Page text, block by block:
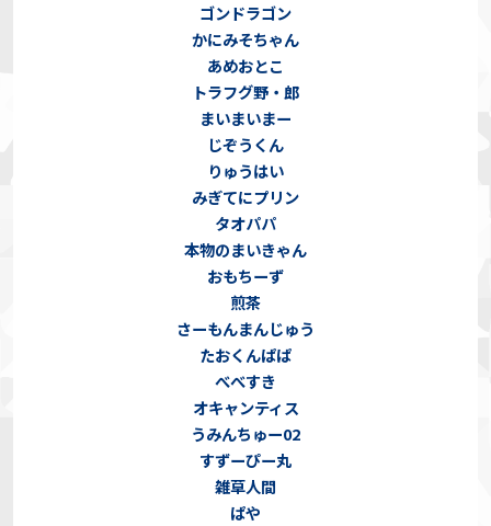
ゴンドラゴン
かにみそちゃん
あめおとこ
トラフグ野・郎
まいまいまー
じぞうくん
りゅうはい
みぎてにプリン
タオパパ
本物のまいきゃん
おもちーず
煎茶
さーもんまんじゅう
たおくんぱぱ
べべすき
オキャンティス
うみんちゅー02
すずーぴー丸
雑草人間
ぱや